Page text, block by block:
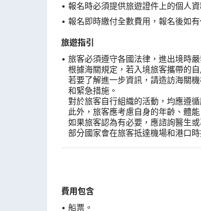
報名時必須提供旅遊證件上的個人資
報名即時繳付全數費用，報名後如
旅遊指引
旅客必須遵守各國法律，進出境時
根據海關規定，若入境旅客攜帶的
若要了解進一步資訊，請造訪海關
和緊急措施。
對於旅客自行組織的活動，均應遵
此外，旅客應考慮自身的年齡、體
如果旅客認為有必要，應諮詢醫生或
部分國家會在旅客抵達機場和港口
費用包含
船票。